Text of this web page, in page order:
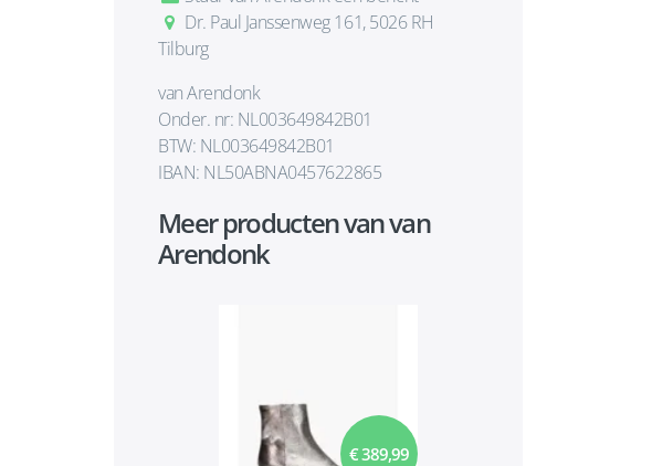
Dr. Paul Janssenweg 161, 5026 RH
Tilburg
van Arendonk
Onder. nr: NL003649842B01
BTW: NL003649842B01
IBAN: NL50ABNA0457622865
Meer producten van van
Arendonk
€ 389,99